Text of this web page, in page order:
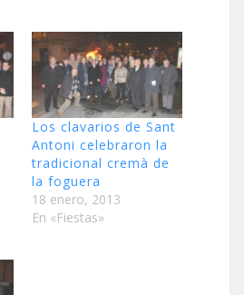
Los clavarios de Sant
Antoni celebraron la
tradicional cremà de
la foguera
18 enero, 2013
En «Fiestas»